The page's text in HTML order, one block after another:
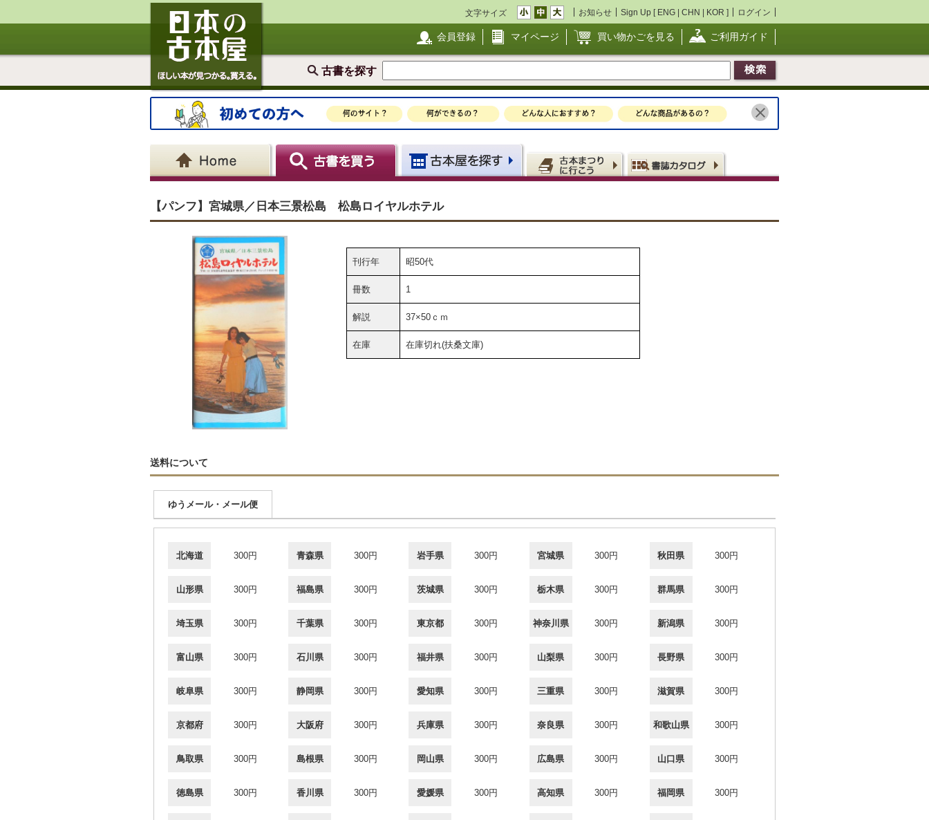
文字サイズ お知らせ Sign Up [ ENG | CHN | KOR ] ログイン
会員登録 マイページ 買い物かごを見る ご利用ガイド
古書を探す
【パンフ】宮城県／日本三景松島 松島ロイヤルホテル
刊行年 昭50代
冊数 1
解説 37×50ｃｍ
在庫 在庫切れ(扶桑文庫)
送料について
ゆうメール・メール便
北海道 300円 青森県 300円 岩手県 300円 宮城県 300円 秋田県 300円
山形県 300円 福島県 300円 茨城県 300円 栃木県 300円 群馬県 300円
埼玉県 300円 千葉県 300円 東京都 300円 神奈川県 300円 新潟県 300円
富山県 300円 石川県 300円 福井県 300円 山梨県 300円 長野県 300円
岐阜県 300円 静岡県 300円 愛知県 300円 三重県 300円 滋賀県 300円
京都府 300円 大阪府 300円 兵庫県 300円 奈良県 300円 和歌山県 300円
鳥取県 300円 島根県 300円 岡山県 300円 広島県 300円 山口県 300円
徳島県 300円 香川県 300円 愛媛県 300円 高知県 300円 福岡県 300円